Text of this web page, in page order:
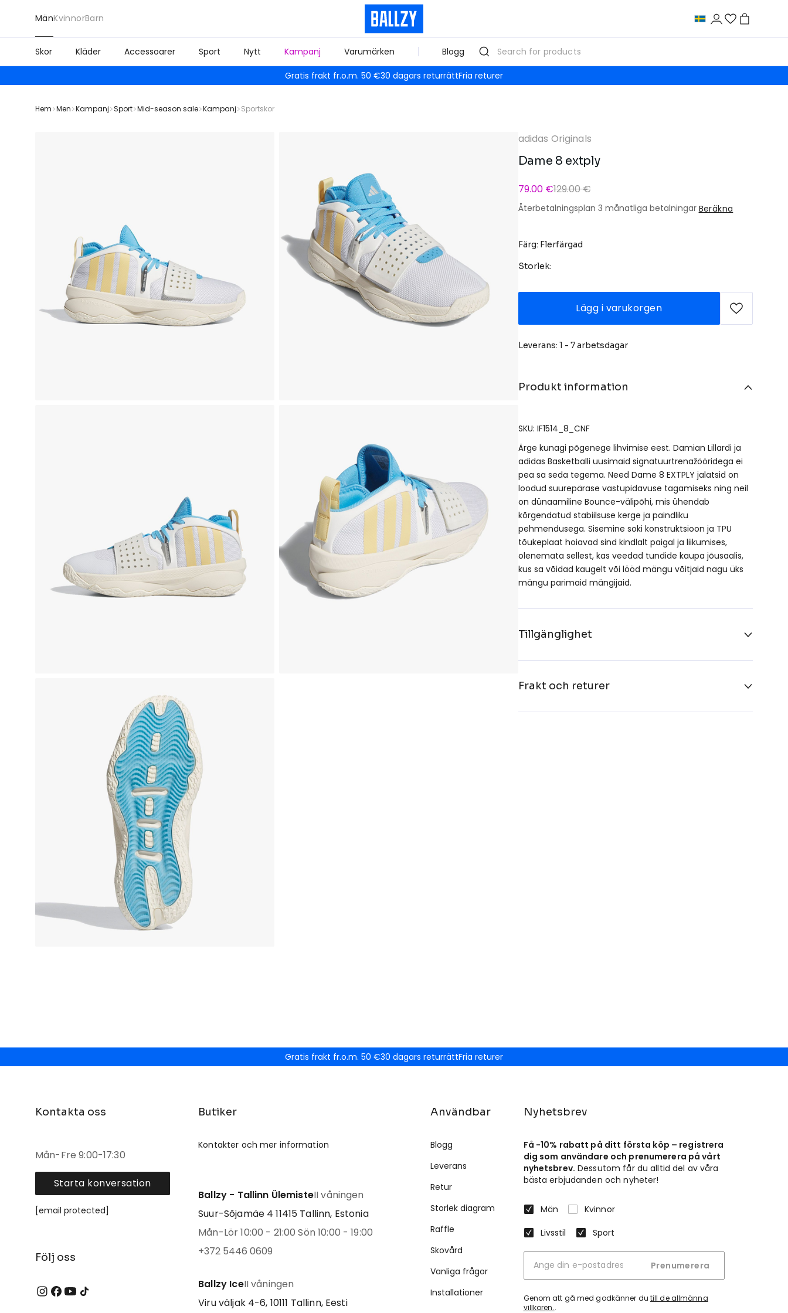
MänKvinnorBarn
Skor Kläder Accessoarer Sport Nytt Kampanj Varumärken Blogg
Gratis frakt fr.o.m. 50 €30 dagars returrättFria returer
Hem Men Kampanj Sport Mid-season sale Kampanj Sportskor
adidas Originals
Dame 8 extply
79.00 €129.00 €
Återbetalningsplan 3 månatliga betalningar Beräkna
Färg: Flerfärgad
Storlek:
Lägg i varukorgen
Leverans: 1 - 7 arbetsdagar
Produkt information
SKU: IF1514_8_CNF
Ärge kunagi põgenege lihvimise eest. Damian Lillardi ja
adidas Basketballi uusimaid signatuurtrenažööridega ei
pea sa seda tegema. Need Dame 8 EXTPLY jalatsid on
loodud suurepärase vastupidavuse tagamiseks ning neil
on dünaamiline Bounce-välipõhi, mis ühendab
kõrgendatud stabiilsuse kerge ja paindliku
pehmendusega. Sisemine soki konstruktsioon ja TPU
tõukeplaat hoiavad sind kindlalt paigal ja liikumises,
olenemata sellest, kas veedad tundide kaupa jõusaalis,
kus sa võidad kaugelt või lööd mängu võitjaid nagu üks
mängu parimaid mängijaid.
Tillgänglighet
Frakt och returer
Gratis frakt fr.o.m. 50 €30 dagars returrättFria returer
Kontakta oss
Mån-Fre 9:00-17:30
Starta konversation
[email protected]
Följ oss
Butiker
Kontakter och mer information
Ballzy - Tallinn ÜlemisteII våningen
Suur-Sõjamäe 4 11415 Tallinn, Estonia
Mån-Lör 10:00 - 21:00 Sön 10:00 - 19:00
+372 5446 0609
Ballzy IceII våningen
Viru väljak 4-6, 10111 Tallinn, Eesti
Användbar
Blogg
Leverans
Retur
Storlek diagram
Raffle
Skovård
Vanliga frågor
Installationer
Nyhetsbrev
Få -10% rabatt på ditt första köp – registrera
dig som användare och prenumerera på vårt
nyhetsbrev. Dessutom får du alltid del av våra
bästa erbjudanden och nyheter!
Män
Kvinnor
Livsstil
Sport
Prenumerera
Genom att gå med godkänner du till de allmänna
villkoren..